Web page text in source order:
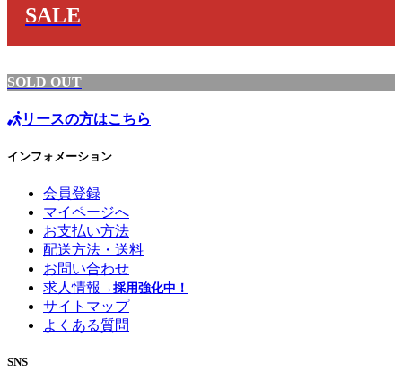
SALE
SOLD OUT
リースの方はこちら
インフォメーション
会員登録
マイページへ
お支払い方法
配送方法・送料
お問い合わせ
求人情報 →採用強化中！
サイトマップ
よくある質問
SNS